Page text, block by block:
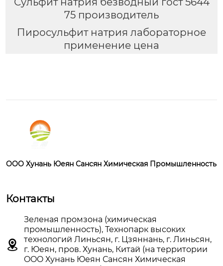
75 производитель
Пиросульфит натрия лабораторное
применение цена
OOO Хунань Юеян Сансян Химическая Промышленность
Контакты

Зеленая промзона (химическая
промышленность), Технопарк высоких
технологий Линьсян, г. Цзяннань, г. Линьсян,
г. Юеян, пров. Хунань, Китай (на территории
OOO Хунань Юеян Сансян Химическая